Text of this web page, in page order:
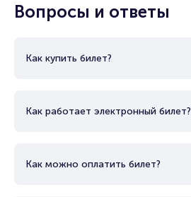
Вопросы и ответы
Как купить билет?
Как работает электронный билет?
Как можно оплатить билет?